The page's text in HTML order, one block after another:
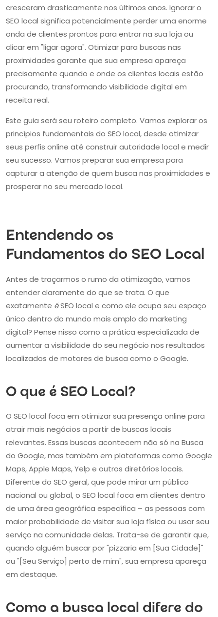
cresceram drasticamente nos últimos anos. Ignorar o
SEO local significa potencialmente perder uma enorme
onda de clientes prontos para entrar na sua loja ou
clicar em "ligar agora". Otimizar para buscas nas
proximidades garante que sua empresa apareça
precisamente quando e onde os clientes locais estão
procurando, transformando visibilidade digital em
receita real.
Este guia será seu roteiro completo. Vamos explorar os
princípios fundamentais do SEO local, desde otimizar
seus perfis online até construir autoridade local e medir
seu sucesso. Vamos preparar sua empresa para
capturar a atenção de quem busca nas proximidades e
prosperar no seu mercado local.
Entendendo os
Fundamentos do SEO Local
Antes de traçarmos o rumo da otimização, vamos
entender claramente do que se trata. O que
exatamente éSEO local e como ele ocupa seu espaço
único dentro do mundo mais amplo do marketing
digital? Pense nisso como a prática especializada de
aumentar a visibilidade do seu negócio nos resultados
localizados de motores de busca como o Google.
O que é SEO Local?
O SEO local foca em otimizar sua presença online para
atrair mais negócios a partir de buscas locais
relevantes. Essas buscas acontecem não só na Busca
do Google, mas também em plataformas como Google
Maps, Apple Maps, Yelp e outros diretórios locais.
Diferente do SEO geral, que pode mirar um público
nacional ou global, o SEO local foca em clientes dentro
de uma área geográfica específica – as pessoas com
maior probabilidade de visitar sua loja física ou usar seu
serviço na comunidade delas. Trata-se de garantir que,
quando alguém buscar por "pizzaria em [Sua Cidade]"
ou "[Seu Serviço] perto de mim", sua empresa apareça
em destaque.
Como a busca local difere do